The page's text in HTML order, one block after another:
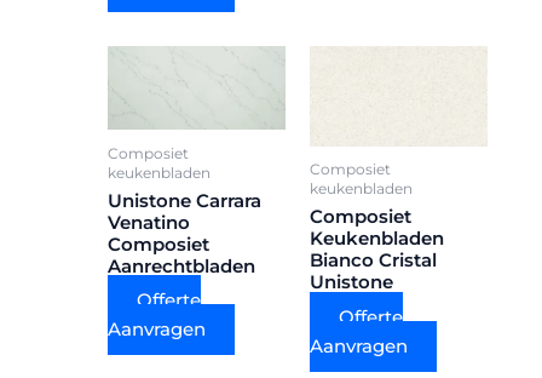
Composiet
keukenbladen
Unistone Carrara
Venatino
Composiet
Aanrechtbladen
Offerte
Aanvragen
Composiet
keukenbladen
Composiet
Keukenbladen
Bianco Cristal
Unistone
Offerte
Aanvragen